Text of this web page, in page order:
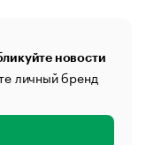
новости
личный бренд